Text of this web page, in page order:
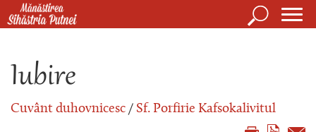
Mergi la conţinutul principal
Căutare
Iubire
Cuvânt duhovnicesc / Sf. Porfirie Kafsokalivitul